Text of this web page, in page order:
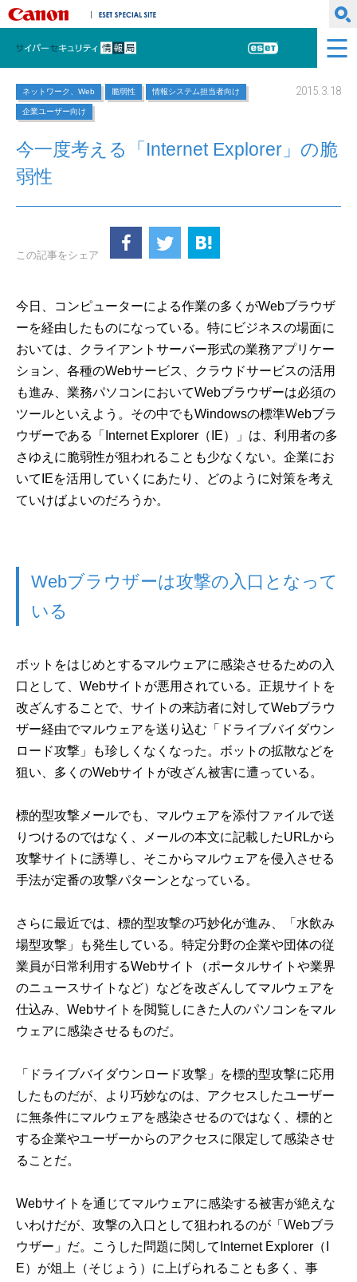
キヤノンマーケティングジャパン株式会社
サイバーセキュリティ情報局
ESET
ネットワーク、Web 脆弱性 情報システム担当者向け
企業ユーザー向け
2015.3.18
今一度考える「Internet Explorer」の脆
弱性
この記事をシェア
今日、コンピューターによる作業の多くがWebブラウザ
ーを経由したものになっている。特にビジネスの場面に
おいては、クライアントサーバー形式の業務アプリケー
ション、各種のWebサービス、クラウドサービスの活用
も進み、業務パソコンにおいてWebブラウザーは必須の
ツールといえよう。その中でもWindowsの標準Webブラ
ウザーである「Internet Explorer（IE）」は、利用者の多
さゆえに脆弱性が狙われることも少なくない。企業にお
いてIEを活用していくにあたり、どのように対策を考え
ていけばよいのだろうか。
Webブラウザーは攻撃の入口となって
いる
ボットをはじめとするマルウェアに感染させるための入
口として、Webサイトが悪用されている。正規サイトを
改ざんすることで、サイトの来訪者に対してWebブラウ
ザー経由でマルウェアを送り込む「ドライブバイダウン
ロード攻撃」も珍しくなくなった。ボットの拡散などを
狙い、多くのWebサイトが改ざん被害に遭っている。
標的型攻撃メールでも、マルウェアを添付ファイルで送
りつけるのではなく、メールの本文に記載したURLから
攻撃サイトに誘導し、そこからマルウェアを侵入させる
手法が定番の攻撃パターンとなっている。
さらに最近では、標的型攻撃の巧妙化が進み、「水飲み
場型攻撃」も発生している。特定分野の企業や団体の従
業員が日常利用するWebサイト（ポータルサイトや業界
のニュースサイトなど）などを改ざんしてマルウェアを
仕込み、Webサイトを閲覧しにきた人のパソコンをマル
ウェアに感染させるものだ。
「ドライブバイダウンロード攻撃」を標的型攻撃に応用
したものだが、より巧妙なのは、アクセスしたユーザー
に無条件にマルウェアを感染させるのではなく、標的と
する企業やユーザーからのアクセスに限定して感染させ
ることだ。
Webサイトを通じてマルウェアに感染する被害が絶えな
いわけだが、攻撃の入口として狙われるのが「Webブラ
ウザー」だ。こうした問題に関してInternet Explorer（I
E）が俎上（そじょう）に上げられることも多く、事